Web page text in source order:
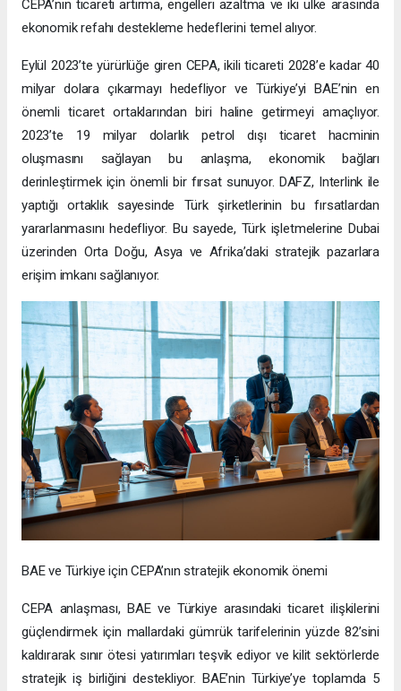
CEPA’nın ticareti artırma, engelleri azaltma ve iki ülke arasında
ekonomik refahı destekleme hedeflerini temel alıyor.
Eylül 2023’te yürürlüğe giren CEPA, ikili ticareti 2028’e kadar 40
milyar dolara çıkarmayı hedefliyor ve Türkiye’yi BAE’nin en
önemli ticaret ortaklarından biri haline getirmeyi amaçlıyor.
2023’te 19 milyar dolarlık petrol dışı ticaret hacminin
oluşmasını sağlayan bu anlaşma, ekonomik bağları
derinleştirmek için önemli bir fırsat sunuyor. DAFZ, Interlink ile
yaptığı ortaklık sayesinde Türk şirketlerinin bu fırsatlardan
yararlanmasını hedefliyor. Bu sayede, Türk işletmelerine Dubai
üzerinden Orta Doğu, Asya ve Afrika’daki stratejik pazarlara
erişim imkanı sağlanıyor.
BAE ve Türkiye için CEPA’nın stratejik ekonomik önemi
CEPA anlaşması, BAE ve Türkiye arasındaki ticaret ilişkilerini
güçlendirmek için mallardaki gümrük tarifelerinin yüzde 82’sini
kaldırarak sınır ötesi yatırımları teşvik ediyor ve kilit sektörlerde
stratejik iş birliğini destekliyor. BAE’nin Türkiye’ye toplamda 5